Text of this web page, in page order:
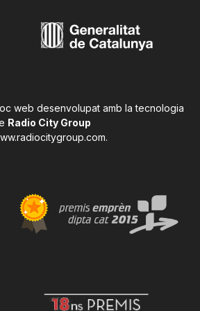
web desenvolupat amb la tecnologia
Radio City Group
.